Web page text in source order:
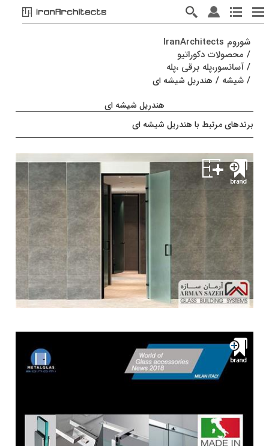
شوروم IranArchitects
/ محصولات دکوراتیو
/ آسانسور،پله برقی ،پله
/ شیشه / هندریل شیشه ای
هندریل شیشه ای
برندهای مرتبط با هندریل شیشه ای